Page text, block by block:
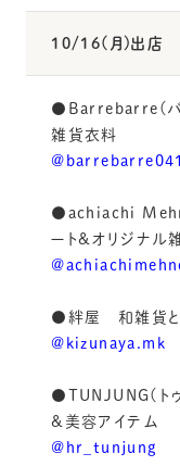
10/16(月)出店
●Barrebarre(バ
雑貨衣料
●achiachi
ート&オリジナル
●絆屋 和雑貨と
@kizunaya.mk
●TUNJUNG(ト
&美容アイテム
@hr_tunjung